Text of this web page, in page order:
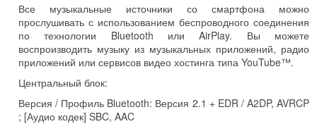
Все музыкальные источники со смартфона можно
прослушивать с использованием беспроводного соединения
по технологии Bluetooth или AirPlay. Вы можете
воспроизводить музыку из музыкальных приложений, радио
приложений или сервисов видео хостинга типа YouTube™.
Центральный блок:
Версия / Профиль Bluetooth: Версия 2.1 + EDR / A2DP, AVRCP
; [Аудио кодек] SBC, AAC